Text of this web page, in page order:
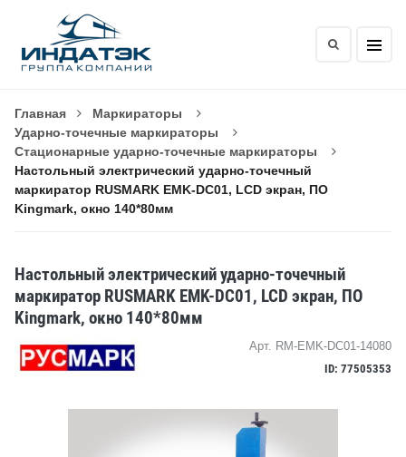
Главная
Маркираторы
Ударно-точечные маркираторы
Стационарные ударно-точечные маркираторы
Настольный электрический ударно-точечный
маркиратор RUSMARK EMK-DC01, LCD экран, ПО
Kingmark, окно 140*80мм
Настольный электрический ударно-точечный
маркиратор RUSMARK EMK-DC01, LCD экран, ПО
Kingmark, окно 140*80мм
Арт. RM-EMK-DC01-14080
ID: 77505353